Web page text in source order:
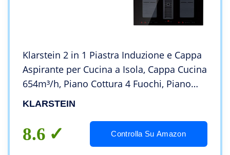
Klarstein 2 in 1 Piastra Induzione e Cappa
Aspirante per Cucina a Isola, Cappa Cucina
654m³/h, Piano Cottura 4 Fuochi, Piano
Cottura Induzione in Ceramica con
KLARSTEIN
8.6 Controlla Su Amazon